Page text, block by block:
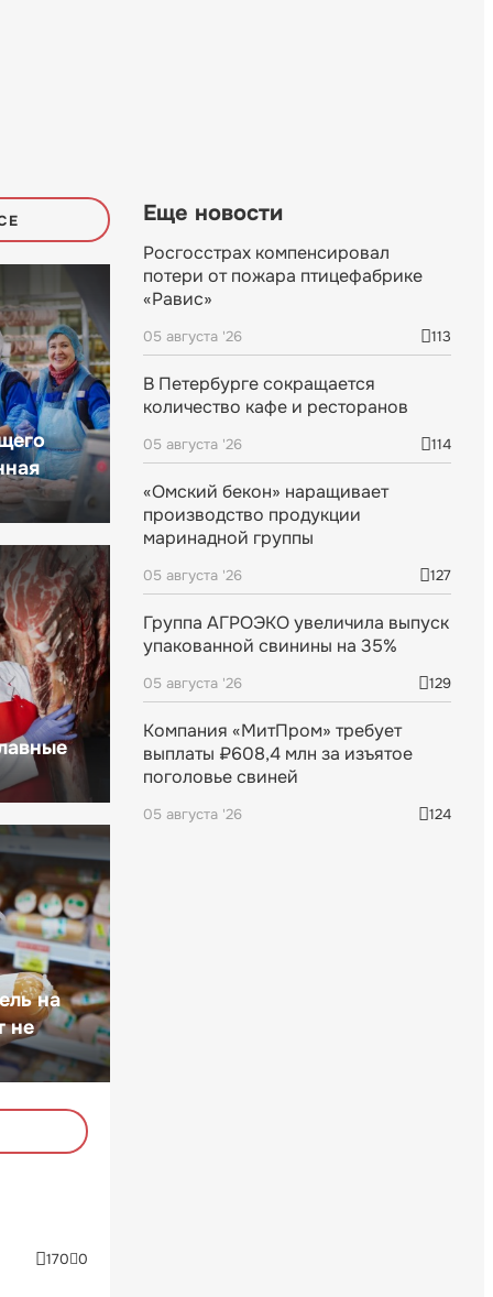
на
не
170 0
Еще новости
Росгосстрах компенсировал
потери от пожара птицефабрике
«Равис»
05 августа '26 113
В Петербурге сокращается
количество кафе и ресторанов
05 августа '26 114
«Омский бекон» наращивает
производство продукции
маринадной группы
05 августа '26 127
Группа АГРОЭКО увеличила выпуск
упакованной свинины на 35%
05 августа '26 129
Компания «МитПром» требует
выплаты ₽608,4 млн за изъятое
поголовье свиней
05 августа '26 124